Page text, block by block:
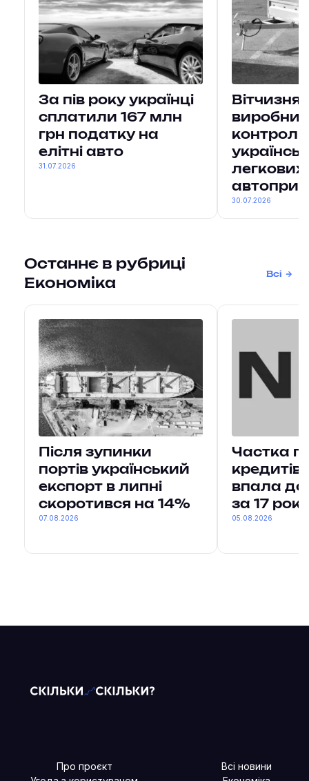
За пів року українці
сплатили 167 млн
грн податку на
елітні авто
31.07.2026
легкових
30.07.2026
Останнє в рубриці
Економіка
Всі
Після зупинки
портів український
експорт в липні
скоротився на 14%
07.08.2026
Частка
кредитів
впала до
за 17
05.08.2026
Про проєкт
Всі новини